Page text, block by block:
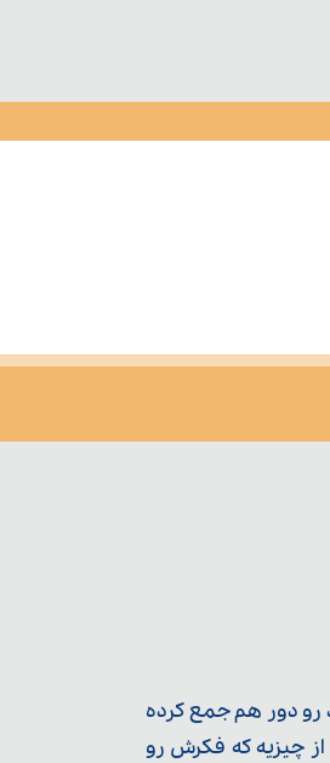
رو دور هم جمع کرده
چیزیه که فکرش رو